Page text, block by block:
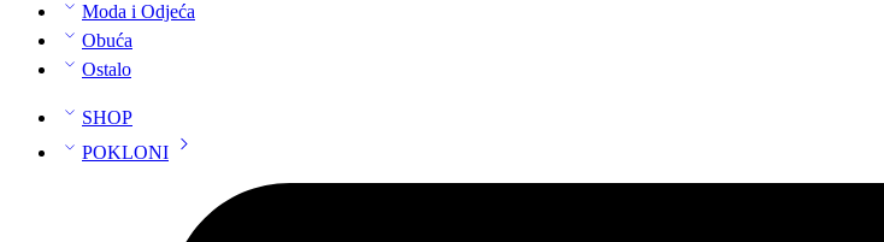
Moda i Odjeća
Obuća
Ostalo
SHOP
POKLONI